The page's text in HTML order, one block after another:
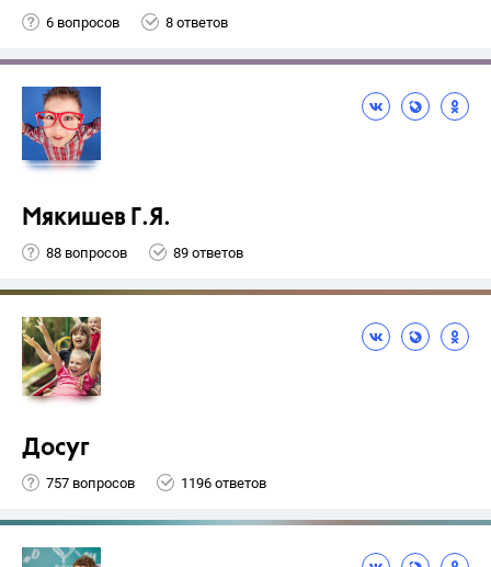
6 вопросов 8 ответов
Мякишев Г.Я.
88 вопросов 89 ответов
Досуг
757 вопросов 1196 ответов